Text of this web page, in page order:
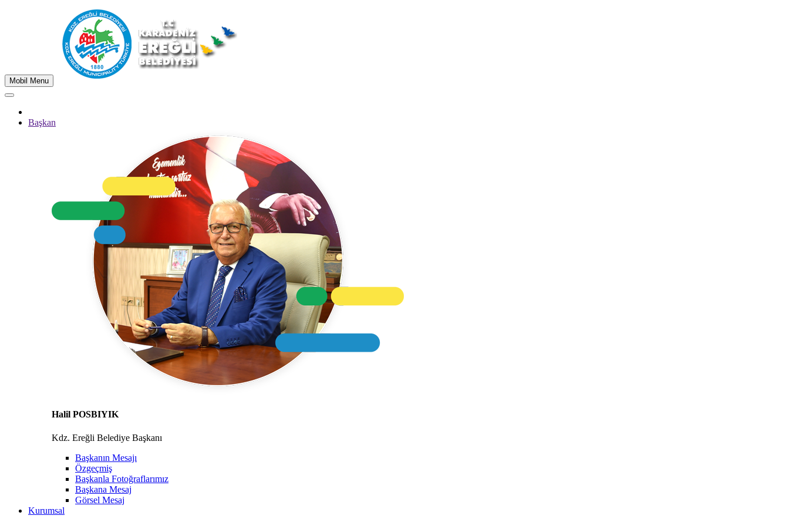
Mobil Menu
Başkan
Halil POSBIYIK
Kdz. Ereğli Belediye Başkanı
Başkanın Mesajı
Özgeçmiş
Başkanla Fotoğraflarımız
Başkana Mesaj
Görsel Mesaj
Kurumsal